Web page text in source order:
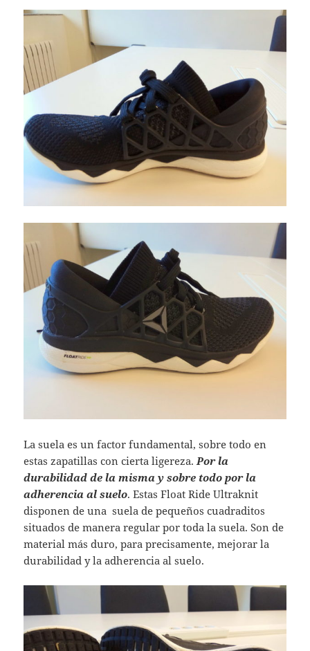
La suela es un factor fundamental, sobre todo en
estas zapatillas con cierta ligereza.Por la
durabilidad de la misma y sobre todo por la
adherencia al suelo. Estas Float Ride Ultraknit
disponen de una suela de pequeños cuadraditos
situados de manera regular por toda la suela. Son de
material más duro, para precisamente, mejorar la
durabilidad y la adherencia al suelo.